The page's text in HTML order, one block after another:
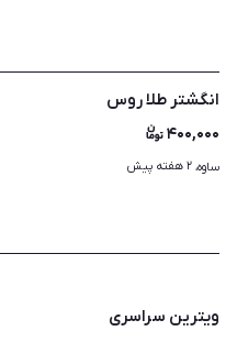
انگشتر طلا روس
۴۰۰,۰۰۰
ساوه، ۲ هفته پیش
ویترین سراسری